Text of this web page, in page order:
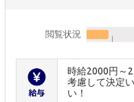
閲覧状況
時給2000円～
考慮して決定
い！